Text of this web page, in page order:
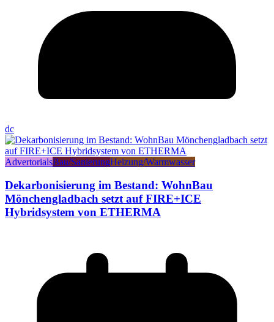
dc
AdvertorialsBau/SanierungHeizung/Warmwasser
Dekarbonisierung im Bestand: WohnBau
Mönchengladbach setzt auf FIRE+ICE
Hybridsystem von ETHERMA